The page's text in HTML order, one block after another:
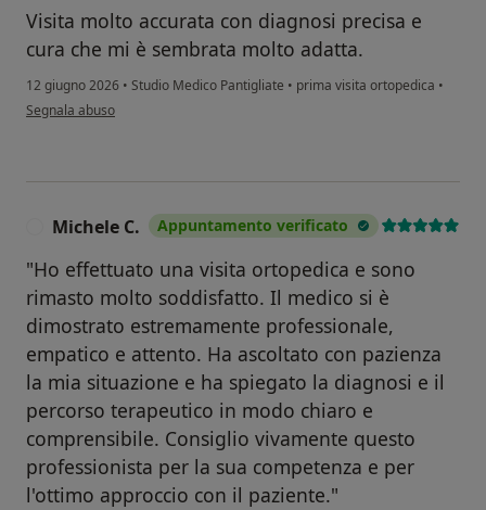
Visita molto accurata con diagnosi precisa e
cura che mi è sembrata molto adatta.
12 giugno 2026 • Studio Medico Pantigliate • prima visita ortopedica •
secondo l'opinione dell'utente Luigi Prestia
Segnala abuso
Michele C. Appuntamento verificato
"Ho effettuato una visita ortopedica e sono
rimasto molto soddisfatto. Il medico si è
dimostrato estremamente professionale,
empatico e attento. Ha ascoltato con pazienza
la mia situazione e ha spiegato la diagnosi e il
percorso terapeutico in modo chiaro e
comprensibile. Consiglio vivamente questo
professionista per la sua competenza e per
l'ottimo approccio con il paziente."